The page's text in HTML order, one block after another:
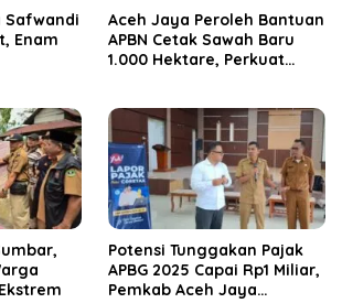
Safwandi
Enam
Aceh Jaya Peroleh Bantuan
APBN Cetak Sawah Baru
1.000 Hektare, Perkuat
Potensi Tunggakan Pajak
APBG 2025 Capai Rp1 Miliar,
Pemkab Aceh Jaya